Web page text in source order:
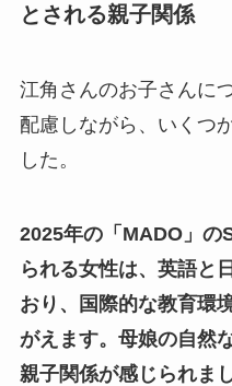
とされる親子関係
江角さんのお子さんに
配慮しながら、いくつ
した。
2025年の「MADO」の
られる女性は、英語と
おり、国際的な教育環
がえます。母娘の自然
親子関係が感じられまし